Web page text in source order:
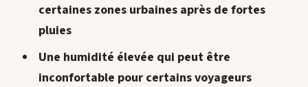
certaines zones urbaines après de fortes
pluies
Une humidité élevée qui peut être
inconfortable pour certains voyageurs